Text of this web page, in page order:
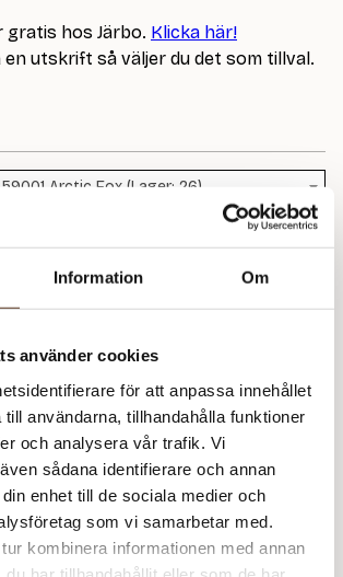
Information Om
använder cookies
för att anpassa innehållet
användarna, tillhandahålla funktioner
och analysera vår trafik. Vi
sådana identifierare och annan
enhet till de sociala medier och
som vi samarbetar med.
kombinera informationen med annan
hos Järbo. Klicka här!
en utskrift så väljer du det som tillval.
Arctic Fox (Lager: 26)
tillbehör
Zing – 3.00 mm, 20 cm (74 kr)
(30 kr)